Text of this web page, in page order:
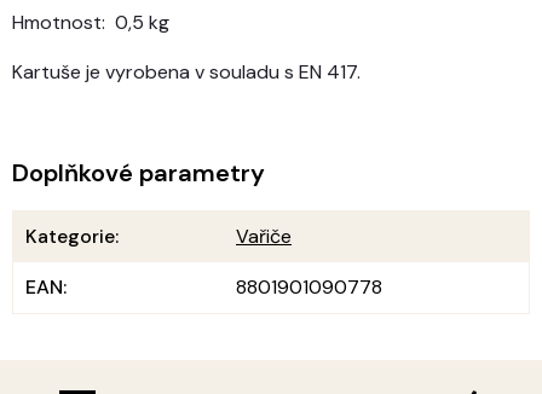
Hmotnost: 0,5 kg
Kartuše je vyrobena v souladu s EN 417.
Doplňkové parametry
Kategorie:
Vařiče
EAN: 8801901090778